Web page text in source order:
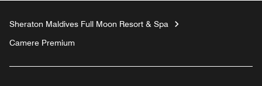
Sheraton Maldives Full Moon Resort & Spa
Camere Premium